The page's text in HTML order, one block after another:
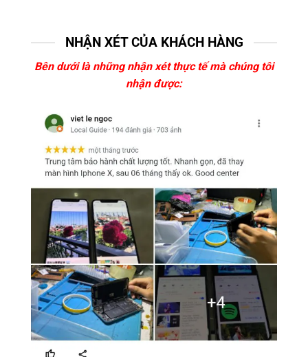
NHẬN XÉT CỦA KHÁCH HÀNG
Bên dưới là những nhận xét thực tế mà chúng tôi
nhận được: